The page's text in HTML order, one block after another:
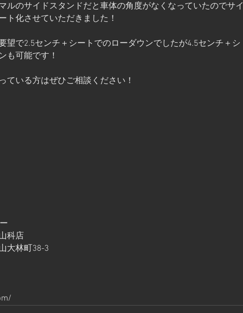
ルのサイドスタンドだと車体の角度がなくなっていたのでサイ
ト化させていただきました！
望で2.5センチ＋シートでのローダウンでしたが4.5センチ＋シ
も可能です！
ている方はぜひご相談ください！
科店
大林町38-3